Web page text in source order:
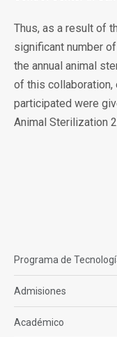
Thus, as a result of
significant number
the annual animal
of this collaboration,
participated were
Animal Sterilization
Programa de
Admisiones
Académico